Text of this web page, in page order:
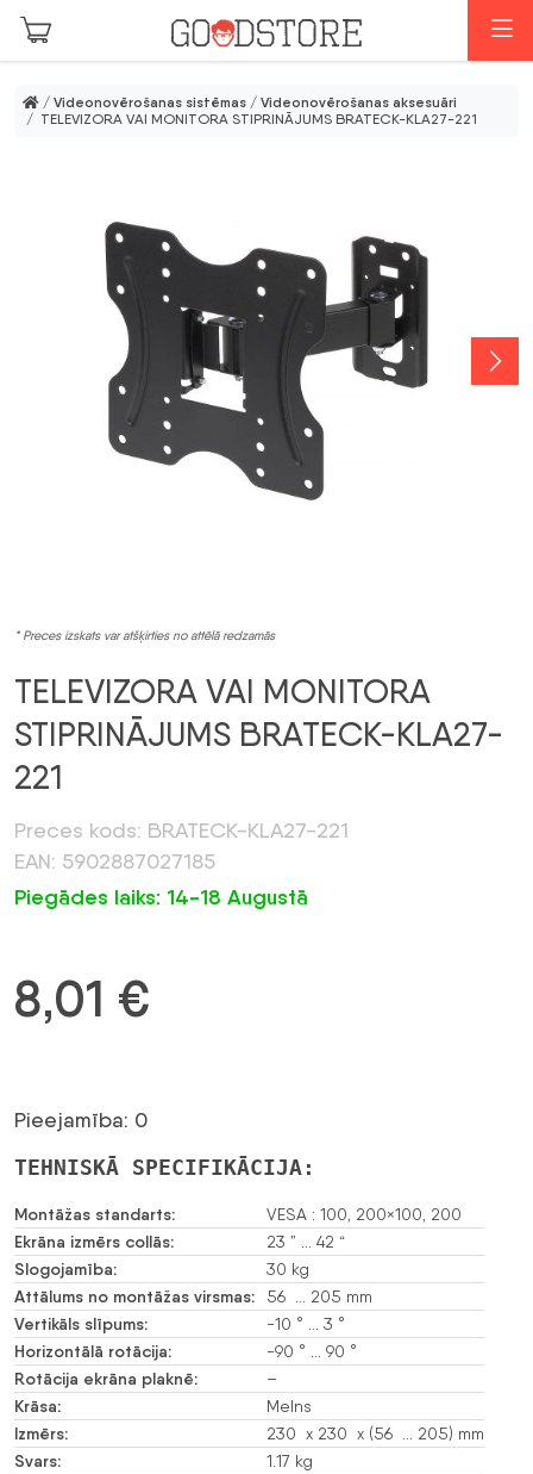
Skip to main content
/ Videonovērošanas sistēmas / Videonovērošanas aksesuāri
/ TELEVIZORA VAI MONITORA STIPRINĀJUMS BRATECK-KLA27-221
* Preces izskats var atšķirties no attēlā redzamās
TELEVIZORA VAI MONITORA
STIPRINĀJUMS BRATECK-KLA27-
221
Preces kods: BRATECK-KLA27-221
EAN: 5902887027185
Piegādes laiks: 14-18 Augustā
8,01 €
Pieejamība: 0
TEHNISKĀ SPECIFIKĀCIJA:
Montāžas standarts: VESA : 100, 200×100, 200
Ekrāna izmērs collās: 23 ” … 42 “
Slogojamība: 30 kg
Attālums no montāžas virsmas: 56 … 205 mm
Vertikāls slīpums: -10 ° … 3 °
Horizontālā rotācija: -90 ° … 90 °
Rotācija ekrāna plaknē: –
Krāsa: Melns
Izmērs: 230 x 230 x (56 … 205) mm
Svars: 1.17 kg